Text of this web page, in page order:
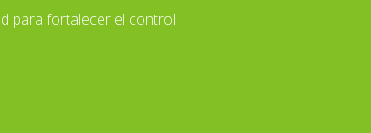
para fortalecer el control